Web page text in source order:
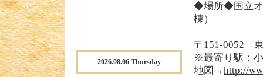
◆場所◆国立オ
棟）
〒151-0052
※最寄り駅：
地図→http://
2026.08.06 Thursday